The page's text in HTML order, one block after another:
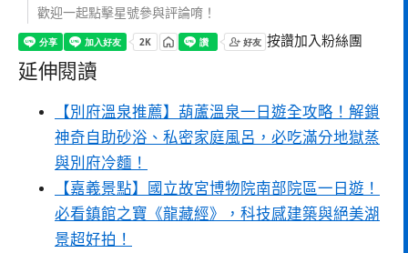
歡迎一起點擊星號參與評論唷！
按讚加入粉絲團
延伸閱讀
【別府溫泉推薦】葫蘆溫泉一日遊全攻略！解鎖
神奇自助砂浴、私密家庭風呂，必吃滿分地獄蒸
與別府冷麵！
【嘉義景點】國立故宮博物院南部院區一日遊！
必看鎮館之寶《龍藏經》，科技感建築與絕美湖
景超好拍！